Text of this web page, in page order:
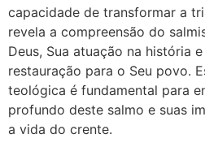
capacidade de transformar a
revela a compreensão do
Deus, Sua atuação na história
restauração para o Seu povo.
teológica é fundamental para
profundo deste salmo e suas
a vida do crente.